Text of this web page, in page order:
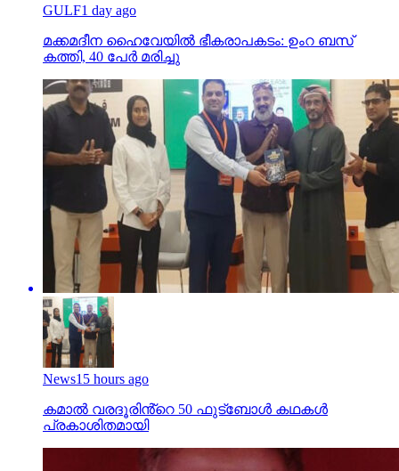
GULF1 day ago
മക്കമദീന ഹൈവേയില്‍ ഭീകരാപകടം: ഉംറ ബസ്
കത്തി, 40 പേര്‍ മരിച്ചു
News15 hours ago
കമാൽ വരദൂരിൻ്റെ 50 ഫുട്ബോൾ കഥകൾ
പ്രകാശിതമായി